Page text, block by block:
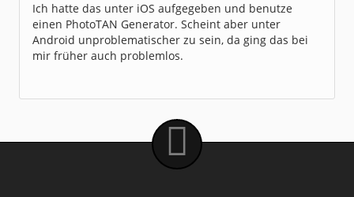
Ich hatte das unter iOS aufgegeben und benutze
einen PhotoTAN Generator. Scheint aber unter
Android unproblematischer zu sein, da ging das bei
mir früher auch problemlos.